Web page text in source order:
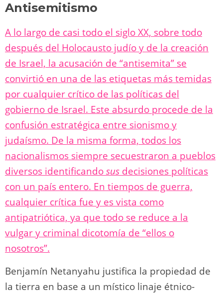
Antisemitismo
A lo largo de casi todo el siglo XX, sobre todo
después del Holocausto judío y de la creación
de Israel, la acusación de “antisemita” se
convirtió en una de las etiquetas más temidas
por cualquier crítico de las políticas del
gobierno de Israel. Este absurdo procede de la
confusión estratégica entre sionismo y
judaísmo. De la misma forma, todos los
nacionalismos siempre secuestraron a pueblos
diversos identificandosus decisiones políticas
con un país entero. En tiempos de guerra,
cualquier crítica fue y es vista como
antipatriótica, ya que todo se reduce a la
vulgar y criminal dicotomía de “ellos o
nosotros”.
Benjamín Netanyahu justifica la propiedad de
la tierra en base a un místico linaje étnico-